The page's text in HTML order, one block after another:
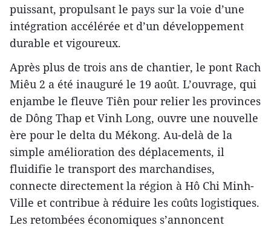
puissant, propulsant le pays sur la voie d’une
intégration accélérée et d’un développement
durable et vigoureux.
Après plus de trois ans de chantier, le pont Rach
Miêu 2 a été inauguré le 19 août. L’ouvrage, qui
enjambe le fleuve Tiên pour relier les provinces
de Dông Thap et Vinh Long, ouvre une nouvelle
ère pour le delta du Mékong. Au-delà de la
simple amélioration des déplacements, il
fluidifie le transport des marchandises,
connecte directement la région à Hô Chi Minh-
Ville et contribue à réduire les coûts logistiques.
Les retombées économiques s’annoncent